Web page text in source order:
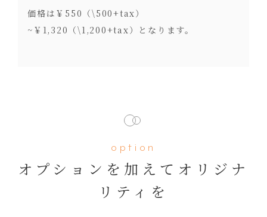
価格は￥550（\500+tax）
~￥1,320（\1,200+tax）となります。
option
オプションを加えてオリジナ
リティを